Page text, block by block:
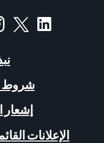
شروط
الإعلانات